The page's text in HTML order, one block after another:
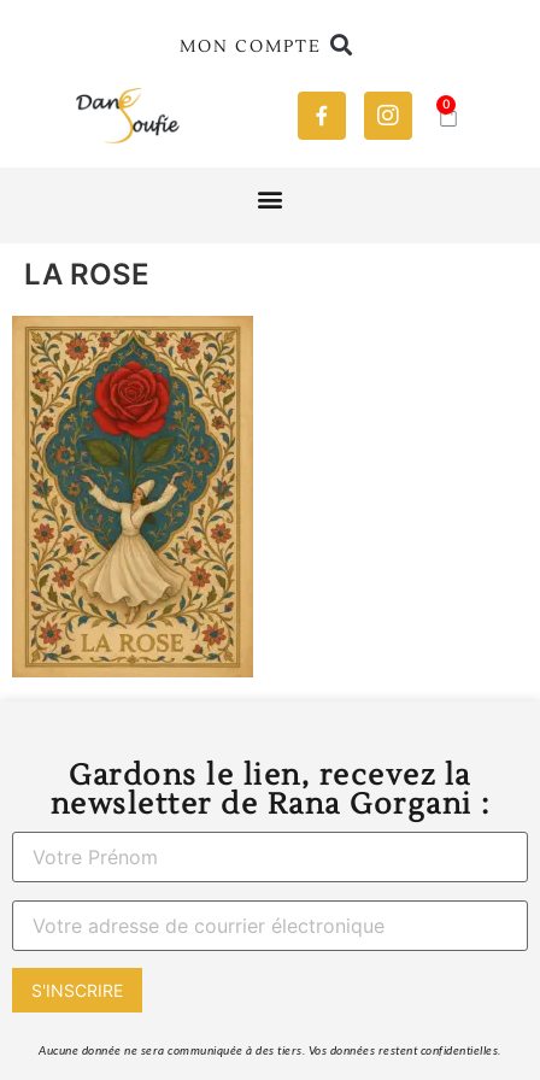
MON COMPTE
0
LA ROSE
Gardons le lien, recevez la
newsletter de Rana Gorgani :